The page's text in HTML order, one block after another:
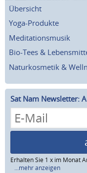
Übersicht
Yoga-Produkte
Meditationsmusik
Bio-Tees &
Naturkosmetik &
Sat Nam Newsletter:
Erhalten Sie 1 x im Monat
...mehr anzeigen